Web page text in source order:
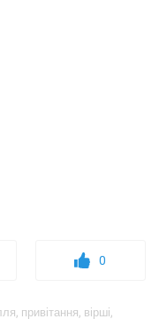
0
привітання, вірші,